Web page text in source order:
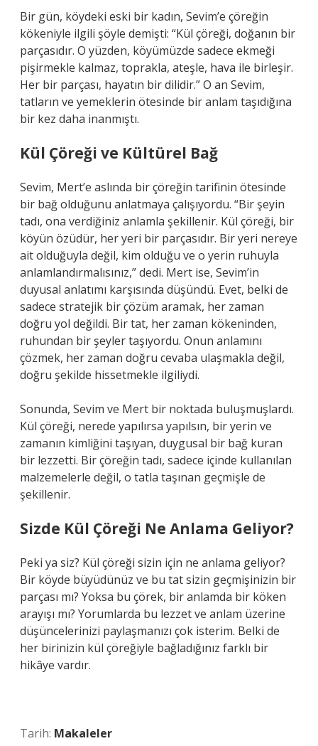
Bir gün, köydeki eski bir kadın, Sevim’e çöreğin
kökeniyle ilgili şöyle demişti: “Kül çöreği, doğanın bir
parçasıdır. O yüzden, köyümüzde sadece ekmeği
pişirmekle kalmaz, toprakla, ateşle, hava ile birleşir.
Her bir parçası, hayatın bir dilidir.” O an Sevim,
tatların ve yemeklerin ötesinde bir anlam taşıdığına
bir kez daha inanmıştı.
Kül Çöreği ve Kültürel Bağ
Sevim, Mert’e aslında bir çöreğin tarifinin ötesinde
bir bağ olduğunu anlatmaya çalışıyordu. “Bir şeyin
tadı, ona verdiğiniz anlamla şekillenir. Kül çöreği, bir
köyün özüdür, her yeri bir parçasıdır. Bir yeri nereye
ait olduğuyla değil, kim olduğu ve o yerin ruhuyla
anlamlandırmalısınız,” dedi. Mert ise, Sevim’in
duyusal anlatımı karşısında düşündü. Evet, belki de
sadece stratejik bir çözüm aramak, her zaman
doğru yol değildi. Bir tat, her zaman kökeninden,
ruhundan bir şeyler taşıyordu. Onun anlamını
çözmek, her zaman doğru cevaba ulaşmakla değil,
doğru şekilde hissetmekle ilgiliydi.
Sonunda, Sevim ve Mert bir noktada buluşmuşlardı.
Kül çöreği, nerede yapılırsa yapılsın, bir yerin ve
zamanın kimliğini taşıyan, duygusal bir bağ kuran
bir lezzetti. Bir çöreğin tadı, sadece içinde kullanılan
malzemelerle değil, o tatla taşınan geçmişle de
şekillenir.
Sizde Kül Çöreği Ne Anlama Geliyor?
Peki ya siz? Kül çöreği sizin için ne anlama geliyor?
Bir köyde büyüdünüz ve bu tat sizin geçmişinizin bir
parçası mı? Yoksa bu çörek, bir anlamda bir köken
arayışı mı? Yorumlarda bu lezzet ve anlam üzerine
düşüncelerinizi paylaşmanızı çok isterim. Belki de
her birinizin kül çöreğiyle bağladığınız farklı bir
hikâye vardır.
Tarih: Makaleler